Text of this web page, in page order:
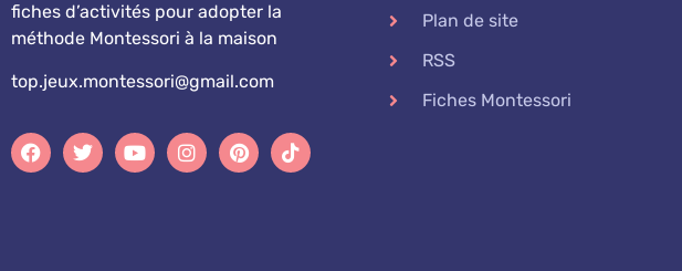
fiches d’activités pour adopter la
méthode Montessori à la maison
top.jeux.montessori@gmail.com
Plan de site
RSS
Fiches Montessori